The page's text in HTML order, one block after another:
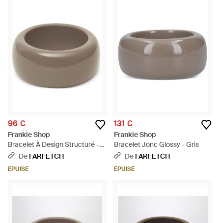
96 €
Frankie Shop
Bracelet À Design Structuré -
GrisDe FARFETCH
ÉPUISÉ
131 €
Frankie Shop
Bracelet Jonc Glossy - Gris
De FARFETCH
ÉPUISÉ